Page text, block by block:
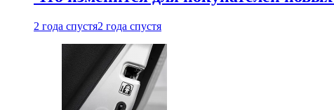
2 года спустя2 года спустя